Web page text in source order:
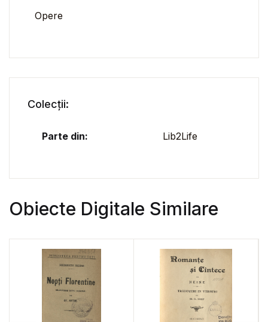
Opere
Colecții:
Parte din: Lib2Life
Obiecte Digitale Similare